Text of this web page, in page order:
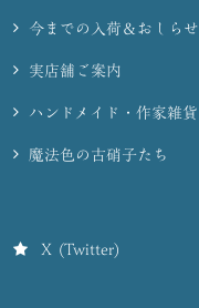
今までの入荷＆おしらせ
実店舗ご案内
ハンドメイド・作家雑貨
魔法色の古硝子たち
X (Twitter)